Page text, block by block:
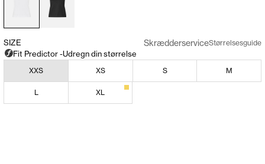
SIZE SkrædderserviceStørrelsesguide
XXS XS S M
L XL